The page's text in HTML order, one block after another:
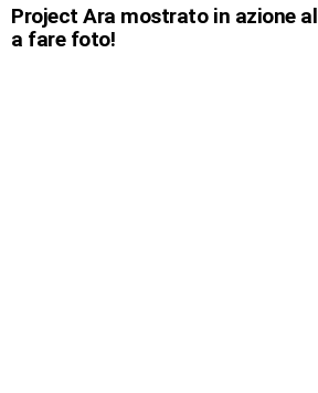
Project Ara mostrato in azione
a fare foto!